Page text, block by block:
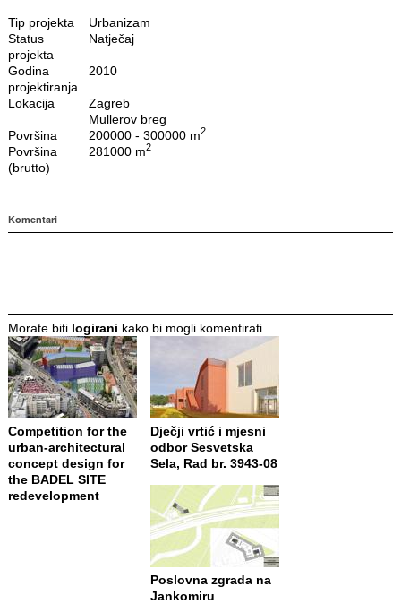
Tip projekta
Urbanizam
Status
projekta
Natječaj
Godina
projektiranja
2010
Lokacija
Zagreb
Mullerov breg
Površina
200000 - 300000 m2
Površina
(brutto)
281000 m2
Komentari
Morate biti logirani kako bi mogli komentirati.
Competition for the
urban-architectural
concept design for
the BADEL SITE
redevelopment
Dječji vrtić i mjesni
odbor Sesvetska
Sela, Rad br. 3943-08
Poslovna zgrada na
Jankomiru